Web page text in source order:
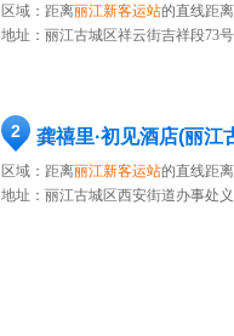
区域：距离丽江新客运站的直线距
地址： 丽江古城区祥云街吉祥段73号
2 龚禧里·初见酒店(丽江
区域：距离丽江新客运站的直线距
地址： 丽江古城区西安街道办事处